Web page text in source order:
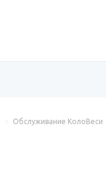
Обслуживание КолоВеси